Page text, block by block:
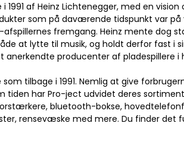
af Heinz Lichtenegger, med en
som på daværende tidspunkt var på
fremgang. Heinz mente dog
at lytte til musik, og holdt derfor fast i
anerkendte producenter af pladespillere i
tilbage i 1991. Nemlig at give
har Pro-ject udvidet deres
bluetooth-bokse,
rensevæske med mere. Du finder det